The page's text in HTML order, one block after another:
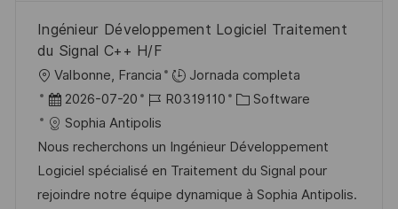
Ingénieur Développement Logiciel Traitement
du Signal C++ H/F
U
b
c
a
c
Valbonne, Francia
Jornada completa
F
e
c
h
a
2026-07-20
I
D
d
e
e
R0319110
C
t
e
g
Software
Sophia Antipolis
Nous recherchons un Ingénieur Développement
Logiciel spécialisé en Traitement du Signal pour
rejoindre notre équipe dynamique à Sophia Antipolis.